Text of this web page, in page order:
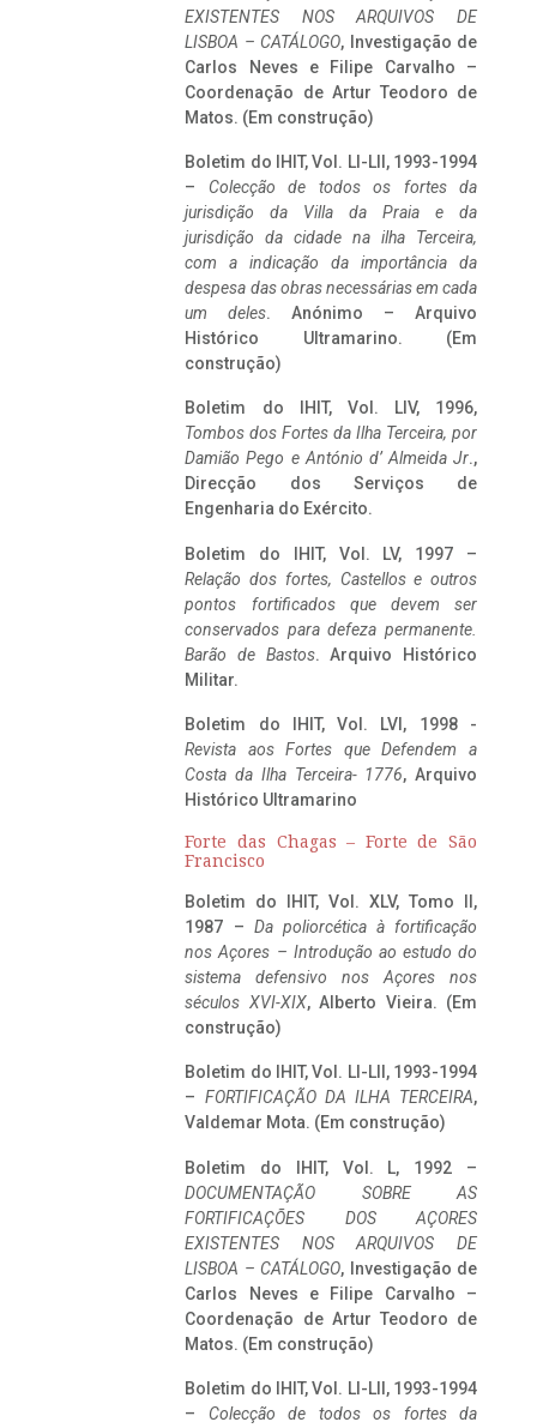
EXISTENTES NOS ARQUIVOS DE
LISBOA – CATÁLOGO, Investigação de
Carlos Neves e Filipe Carvalho –
Coordenação de Artur Teodoro de
Matos. (Em construção)
Boletim do IHIT, Vol. LI-LII, 1993-1994
– Colecção de todos os fortes da
jurisdição da Villa da Praia e da
jurisdição da cidade na ilha Terceira,
com a indicação da importância da
despesa das obras necessárias em cada
um deles. Anónimo – Arquivo
Histórico Ultramarino. (Em
construção)
Boletim do IHIT, Vol. LIV, 1996,
Tombos dos Fortes da Ilha Terceira, por
Damião Pego e António d’ Almeida Jr.,
Direcção dos Serviços de
Engenharia do Exército.
Boletim do IHIT, Vol. LV, 1997 –
Relação dos fortes, Castellos e outros
pontos fortificados que devem ser
conservados para defeza permanente.
Barão de Bastos. Arquivo Histórico
Militar.
Boletim do IHIT, Vol. LVI, 1998 -
Revista aos Fortes que Defendem a
Costa da Ilha Terceira- 1776, Arquivo
Histórico Ultramarino
Forte das Chagas – Forte de São
Francisco
Boletim do IHIT, Vol. XLV, Tomo II,
1987 – Da poliorcética à fortificação
nos Açores – Introdução ao estudo do
sistema defensivo nos Açores nos
séculos XVI-XIX, Alberto Vieira. (Em
construção)
Boletim do IHIT, Vol. LI-LII, 1993-1994
– FORTIFICAÇÃO DA ILHA TERCEIRA,
Valdemar Mota. (Em construção)
Boletim do IHIT, Vol. L, 1992 –
DOCUMENTAÇÃO SOBRE AS
FORTIFICAÇÕES DOS AÇORES
EXISTENTES NOS ARQUIVOS DE
LISBOA – CATÁLOGO, Investigação de
Carlos Neves e Filipe Carvalho –
Coordenação de Artur Teodoro de
Matos. (Em construção)
Boletim do IHIT, Vol. LI-LII, 1993-1994
– Colecção de todos os fortes da